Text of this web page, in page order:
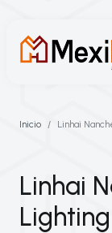
Inicio Linhai
Linhai